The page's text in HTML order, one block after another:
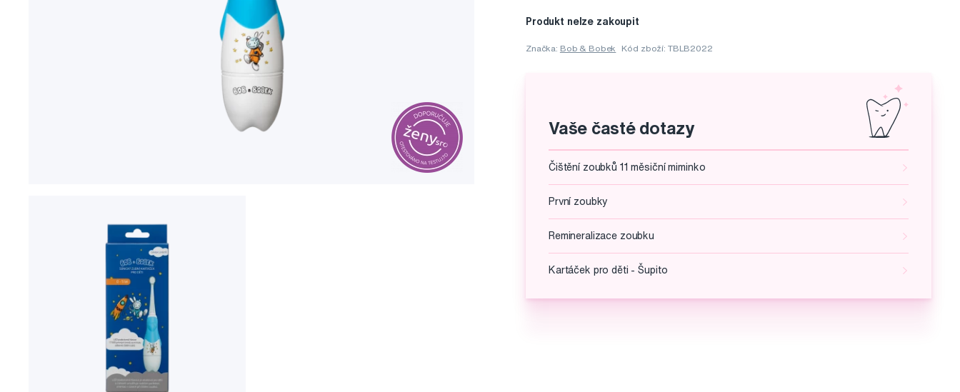
Produkt nelze zakoupit
Značka: Bob & Bobek Kód zboží: TBLB2022
Vaše časté dotazy
Čištění zoubků 11 měsiční miminko
První zoubky
Remineralizace zoubku
Kartáček pro děti - Šupito